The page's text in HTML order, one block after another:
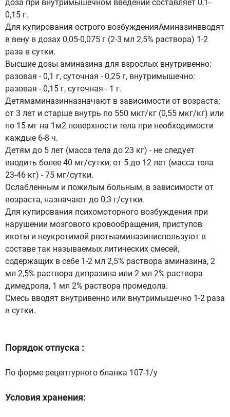
доза при внутримышечном введении составляет 0,1-
0,15 г.
Для купирования острого возбужденияАминазинвводят
в вену в дозах 0,05-0,075 г (2-3 мл 2,5% раствора) 1-2
раза в сутки.
Высшие дозы аминазина для взрослых внутривенно:
разовая - 0,1 г, суточная - 0,25 г, внутримышечно:
разовая - 0,15 г, суточная - 1 г.
Детямаминазинназначают в зависимости от возраста:
от 3 лет и старше внутрь по 550 мкг/кг (0,55 мкг/кг) или
по 15 мг на 1м2 поверхности тела при необходимости
каждые 6-8 ч.
Детям до 5 лет (масса тела до 23 кг) - не следует
вводить более 40 мг/сутки; от 5 до 12 лет (масса тела
23-46 кг) - 75 мг/сутки.
Ослабленным и пожилым больным, в зависимости от
возраста, назначают до 0,3 г/сутки.
Для купирования психомоторного возбуждения при
нарушении мозгового кровообращения, приступов
икоты и неукротимой рвотыаминазиниспользуют в
составе так называемых литических смесей,
содержащих в себе 1-2 мл 2,5% раствора аминазина, 2
мл 2,5% раствора дипразина или 2 мл 2% раствора
димедрола, 1 мл 2% раствора промедола.
Смесь вводят внутривенно или внутримышечно 1-2 раза
в сутки.
Порядок отпуска :
По форме рецептурного бланка 107-1/у
Условия хранения: